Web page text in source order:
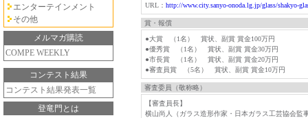
エンターテインメント
その他
メルマガ購読
COMPE WEEKLY
コンテスト結果
コンテスト結果発表一覧
登竜門とは
URL： http://www.city.sanyo-onoda.lg.jp/glass/shakyo-
賞・報償
●大賞 （1名） 賞状、副賞 賞金100万円
●優秀賞 （1名） 賞状、副賞 賞金30万円
●市長賞 （1名） 賞状、副賞 賞金20万円
●審査員賞 （5名） 賞状、副賞 賞金10万円
審査委員（敬称略）
【審査員長】
横山尚人（ガラス造形作家・日本ガラス工芸協会監